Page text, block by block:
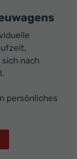
nach
persönliches